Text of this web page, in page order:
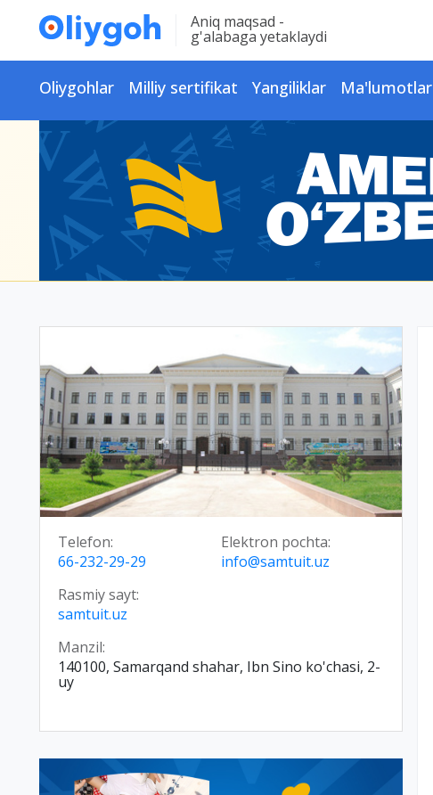
Aniq maqsad -
g'alabaga yetaklaydi
Oliygohlar Milliy sertifikat Yangiliklar Ma'lumotlar
Telefon:
66-232-29-29
Elektron pochta:
info@samtuit.uz
Rasmiy sayt:
samtuit.uz
Manzil:
140100, Samarqand shahar, Ibn Sino ko'chasi, 2-
uy